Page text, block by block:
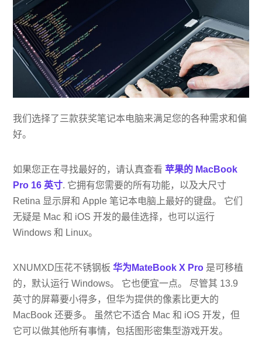
我们选择了三款获奖笔记本电脑来满足您的各种需求和偏
好。
如果您正在寻找最好的，请认真查看苹果的 MacBook
Pro 16 英寸. 它拥有您需要的所有功能，以及大尺寸
Retina 显示屏和 Apple 笔记本电脑上最好的键盘。 它们
无疑是 Mac 和 iOS 开发的最佳选择，也可以运行
Windows 和 Linux。
XNUMXD压花不锈钢板华为MateBook X Pro 是可移植
的，默认运行 Windows。 它也便宜一点。 尽管其 13.9
英寸的屏幕要小得多，但华为提供的像素比更大的
MacBook 还要多。 虽然它不适合 Mac 和 iOS 开发，但
它可以做其他所有事情，包括图形密集型游戏开发。